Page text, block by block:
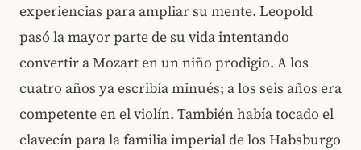
experiencias para ampliar su mente. Leopold
pasó la mayor parte de su vida intentando
convertir a Mozart en un niño prodigio. A los
cuatro años ya escribía minués; a los seis años era
competente en el violín. También había tocado el
clavecín para la familia imperial de los Habsburgo